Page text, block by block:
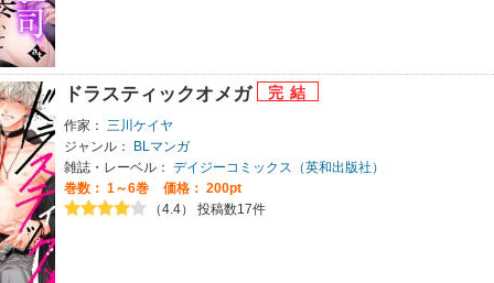
ドラスティックオメガ
作家：
三川ケイヤ
ジャンル：
BLマンガ
雑誌・レーベル： デイジーコミックス（英和出版社）
巻数： 1～6巻
価格： 200pt
（4.4） 投稿数17件